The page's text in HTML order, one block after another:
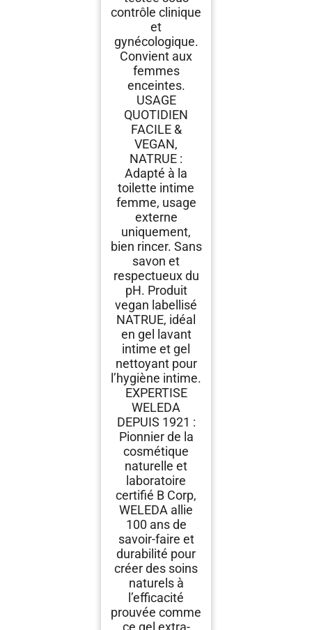
contrôle clinique
et
gynécologique.
Convient aux
femmes
enceintes.
USAGE
QUOTIDIEN
FACILE &
VEGAN,
NATRUE :
Adapté à la
toilette intime
femme, usage
externe
uniquement,
bien rincer. Sans
savon et
respectueux du
pH. Produit
vegan labellisé
NATRUE, idéal
en gel lavant
intime et gel
nettoyant pour
l’hygiène intime.
EXPERTISE
WELEDA
DEPUIS 1921 :
Pionnier de la
cosmétique
naturelle et
laboratoire
certifié B Corp,
WELEDA allie
100 ans de
savoir-faire et
durabilité pour
créer des soins
naturels à
l’efficacité
prouvée comme
ce gel extra-